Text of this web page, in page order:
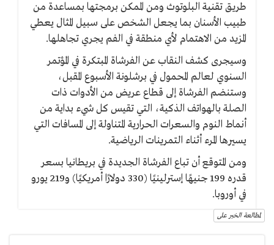
طريق تقنية البلوتوث ومن الممكن برمجتها بمساعدة من
طبيب الأسنان بما يجعل الشخص على سبيل المثال يعطي
المزيد من الاهتمام لأي منطقة في الفم يجري تجاهلها.
وسيجرى كشف النقاب عن الفرشاة المبتكرة في المؤتمر
السنوي لعالم المحمول في برشلونة الأسبوع المقبل،
وستنضم الفرشاة إلى قطاع عريض من الأدوات ذات
الصلة بالهواتف الذكية، التي تقيس كل شيء بداية من
أنماط النوم والسعرات الحرارية المتناولة إلى المسافات التي
يسيرها المرء أثناء التمرينات الرياضية.
ومن المتوقع أن تباع الفرشاة الجديدة في بريطانيا بسعر
قدره 199 جنيهًا إسترلينيًا (330 دولارًا أمريكيًا) و219 يورو
في أوروبا.
لمطالعة الخبر على